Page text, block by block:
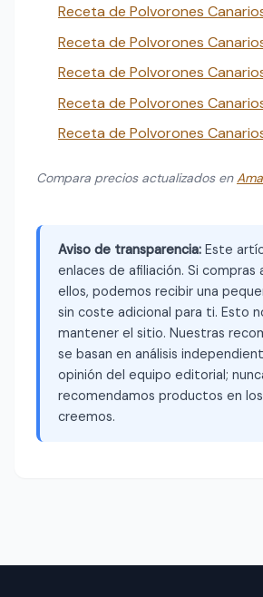
Receta de Polvorones
Receta de Polvorones
Receta de Polvorones
Receta de Polvorones
Receta de Polvorones
Compara precios actualizados en
Aviso de transparencia: Este
enlaces de afiliación. Si compras
ellos, podemos recibir una
sin coste adicional para ti. Esto
mantener el sitio. Nuestras
se basan en análisis
opinión del equipo editorial;
recomendamos productos en
creemos.